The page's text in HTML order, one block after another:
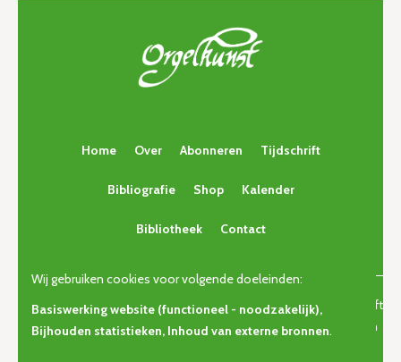
Home Over Abonneren Tijdschrift
Bibliografie Shop Kalender
Bibliotheek Contact
© Copyright 2026 | Orgelkunst | Vlaams cultureel-erfgoedtijdschrift
voor orgelcultuur van gisteren, vandaag en morgen. • Alle rechten
Wij gebruiken cookies voor volgende doeleinden:
Basiswerking website (functioneel - noodzakelijk),
Bijhouden statistieken, Inhoud van externe bronnen.